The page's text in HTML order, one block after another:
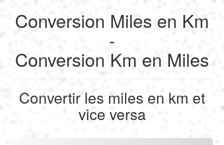
Calculer
Convertir
English
Français
Deutsch
Español
Conversion Miles en Km
-
Conversion Km en Miles
Convertir les miles en km et
vice versa